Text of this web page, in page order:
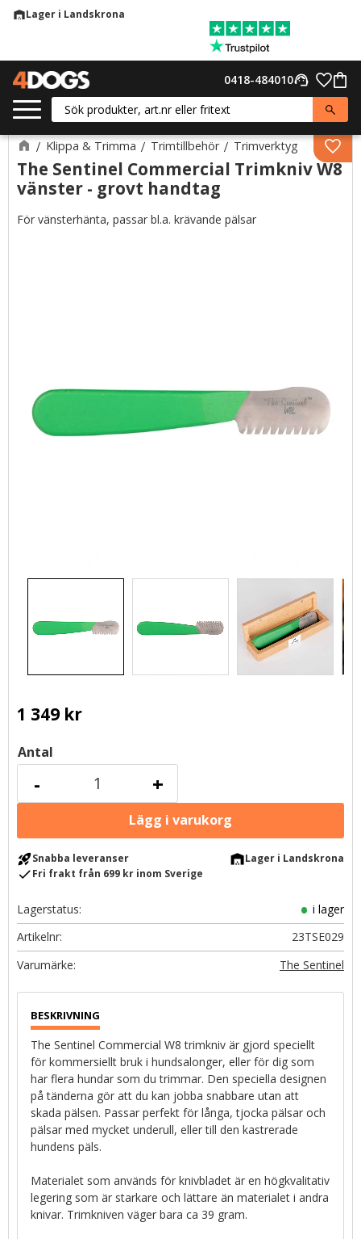
warehouseLager i Landskrona
support_agent
0418-484010
Klippa & Trimma Trimtillbehör Trimverktyg
The Sentinel Commercial Trimkniv W8
vänster - grovt handtag
För vänsterhänta, passar bl.a. krävande pälsar
1 349kr
Antal
+
-
rocket_launchSnabba leveranser warehouseLager i Landskrona
checkFri frakt från 699 kr inom Sverige
Lagerstatus
i lager
Artikelnr
23TSE029
The Sentinel
The Sentinel Commercial W8 trimkniv är gjord speciellt
för kommersiellt bruk i hundsalonger, eller för dig som
har flera hundar som du trimmar. Den speciella designen
på tänderna gör att du kan jobba snabbare utan att
skada pälsen. Passar perfekt för långa, tjocka pälsar och
pälsar med mycket underull, eller till den kastrerade
hundens päls.
Materialet som används för knivbladet är en högkvalitativ
legering som är starkare och lättare än materialet i andra
knivar. Trimkniven väger bara ca 39 gram.